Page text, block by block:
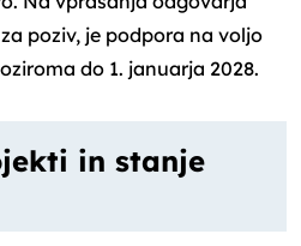
poziv, je podpora na voljo
do 1. januarja 2028.
in stanje